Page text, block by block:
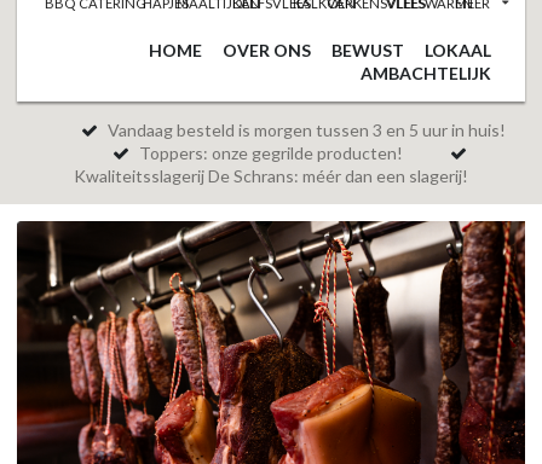
HOME OVER ONS BEWUST
LOKAAL
AMBACHTELIJK
Vandaag besteld is morgen tussen 3 en 5 uur in huis!
Toppers: onze gegrilde producten!
Kwaliteitsslagerij De Schrans: méér dan een slagerij!